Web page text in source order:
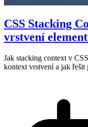
CSS Stacking
vrstvení
Jak stacking context v
kontext vrstvení a jak